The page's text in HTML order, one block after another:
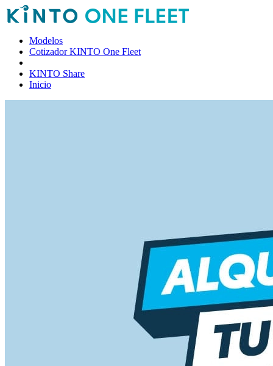
Modelos
Cotizador KINTO One Fleet
KINTO Share
Inicio